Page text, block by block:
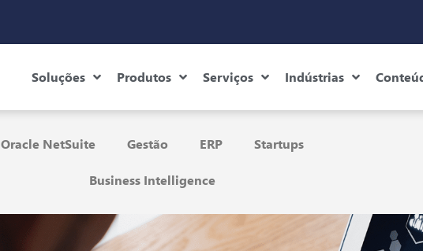
Soluções Produtos Serviços Indústrias
Oracle NetSuite Gestão ERP Startups
Business Intelligence